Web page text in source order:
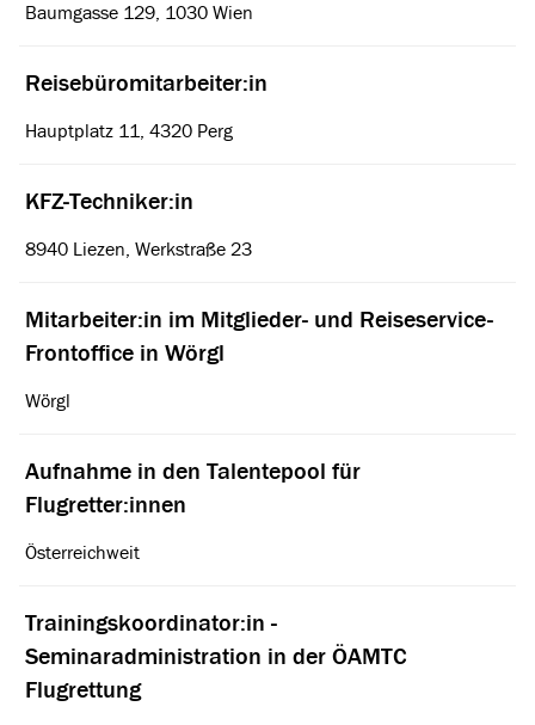
Baumgasse 129, 1030 Wien
Reisebüromitarbeiter:in
Hauptplatz 11, 4320 Perg
KFZ-Techniker:in
8940 Liezen, Werkstraße 23
Mitarbeiter:in im Mitglieder- und Reiseservice-
Frontoffice in Wörgl
Wörgl
Aufnahme in den Talentepool für
Flugretter:innen
Österreichweit
Trainingskoordinator:in -
Seminaradministration in der ÖAMTC
Flugrettung